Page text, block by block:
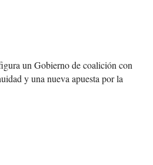
un Gobierno de coalición con
y una nueva apuesta por la